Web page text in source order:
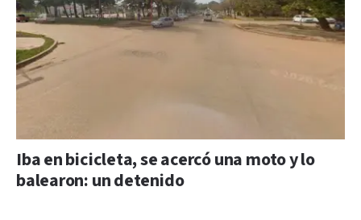
Iba en bicicleta, se acercó una moto y lo
balearon: un detenido